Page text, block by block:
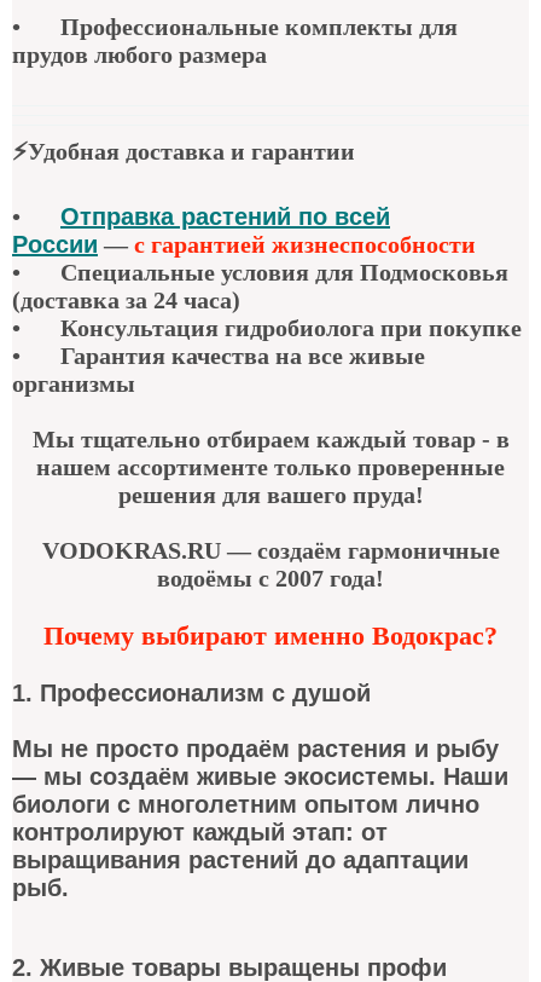
•
Профессиональные комплекты для
прудов любого размера
⚡Удобная доставка и гарантии
•
Отправка растений по всей
России —с гарантией жизнеспособности
•
Специальные условия для Подмосковья
(доставка за 24 часа)
•
Консультация гидробиолога при покупке
•
Гарантия качества на все живые
организмы
Мы тщательно отбираем каждый товар - в
нашем ассортименте только проверенные
решения для вашего пруда!
VODOKRAS.RU — создаём гармоничные
водоёмы с 2007 года!
Почему выбирают именно Водокрас?
1. Профессионализм с душой
Мы не просто продаём растения и рыбу
— мы создаём живые экосистемы. Наши
биологи с многолетним опытом лично
контролируют каждый этап: от
выращивания растений до адаптации
рыб.
2. Живые товары выращены профи